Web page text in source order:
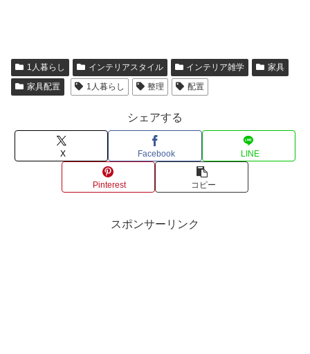
1人暮らし インテリアスタイル インテリア雑学
家具
家具配置
1人暮らし 整理 配置
シェアする
X Facebook LINE
Pinterest コピー
スポンサーリンク